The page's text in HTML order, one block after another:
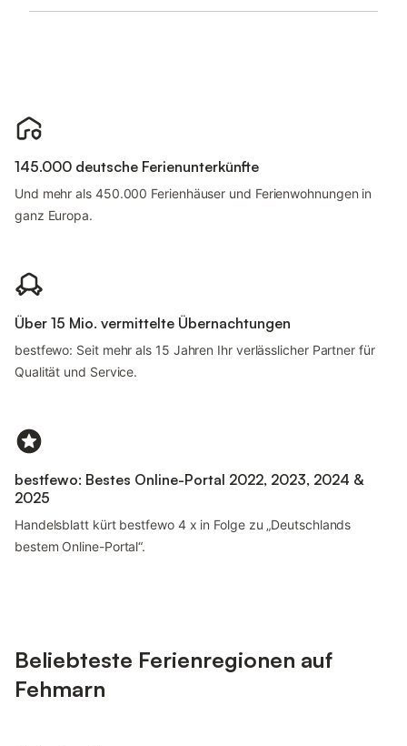
145.000 deutsche Ferienunterkünfte
Und mehr als 450.000 Ferienhäuser und Ferienwohnungen in
ganz Europa.
Über 15 Mio. vermittelte Übernachtungen
bestfewo: Seit mehr als 15 Jahren Ihr verlässlicher Partner für
Qualität und Service.
bestfewo: Bestes Online-Portal 2022, 2023, 2024 &
2025
Handelsblatt kürt bestfewo 4 x in Folge zu „Deutschlands
bestem Online-Portal“.
Beliebteste Ferienregionen auf
Fehmarn